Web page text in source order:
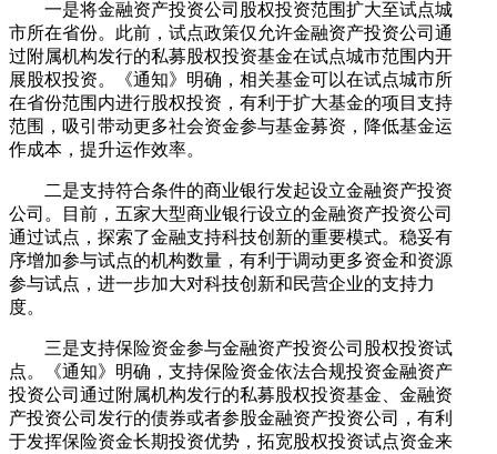
一是将金融资产投资公司股权投资范围扩大至试点城
市所在省份。此前，试点政策仅允许金融资产投资公司通
过附属机构发行的私募股权投资基金在试点城市范围内开
展股权投资。《通知》明确，相关基金可以在试点城市所
在省份范围内进行股权投资，有利于扩大基金的项目支持
范围，吸引带动更多社会资金参与基金募资，降低基金运
作成本，提升运作效率。
二是支持符合条件的商业银行发起设立金融资产投资
公司。目前，五家大型商业银行设立的金融资产投资公司
通过试点，探索了金融支持科技创新的重要模式。稳妥有
序增加参与试点的机构数量，有利于调动更多资金和资源
参与试点，进一步加大对科技创新和民营企业的支持力
度。
三是支持保险资金参与金融资产投资公司股权投资试
点。《通知》明确，支持保险资金依法合规投资金融资产
投资公司通过附属机构发行的私募股权投资基金、金融资
产投资公司发行的债券或者参股金融资产投资公司，有利
于发挥保险资金长期投资优势，拓宽股权投资试点资金来